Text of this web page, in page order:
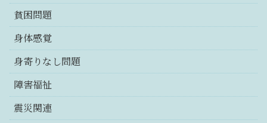
貧困問題
身体感覚
身寄りなし問題
障害福祉
震災関連